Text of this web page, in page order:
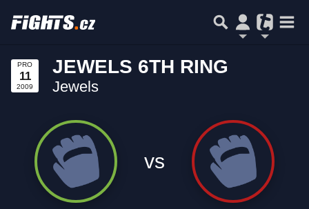
PRO
11
2009
JEWELS 6TH RING
Jewels
vs